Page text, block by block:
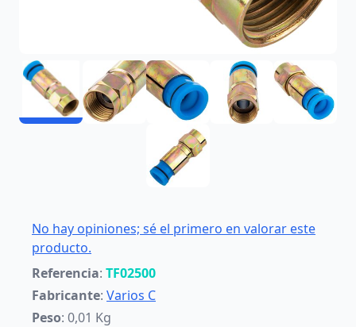
No hay opiniones; sé el primero en valorar este
producto.
Referencia: TF02500
Fabricante: Varios C
Peso: 0,01 Kg